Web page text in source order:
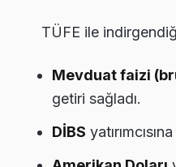
TÜFE ile
Mevduat faizi
getiri sağladı.
DİBS yatırımcısına